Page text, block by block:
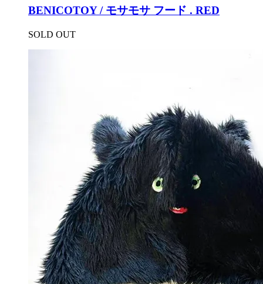
BENICOTOY / モサモサ フード . RED
SOLD OUT